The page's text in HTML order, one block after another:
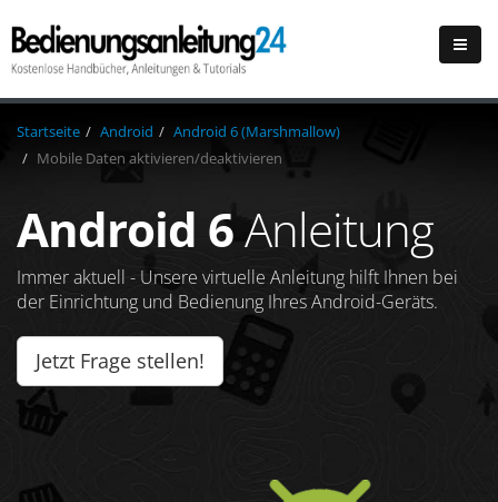
Startseite Android
Android 6 (Marshmallow)
Mobile Daten aktivieren/deaktivieren
Android 6Anleitung
Immer aktuell - Unsere virtuelle Anleitung hilft Ihnen bei
der Einrichtung und Bedienung Ihres Android-Geräts.
Jetzt Frage stellen!